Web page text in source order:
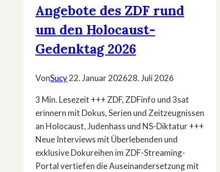
Angebote des ZDF rund
um den Holocaust-
Gedenktag 2026
VonSucy22. Januar 202628. Juli 2026
3 Min. Lesezeit +++ ZDF, ZDFinfo und 3sat
erinnern mit Dokus, Serien und Zeitzeugnissen
an Holocaust, Judenhass und NS-Diktatur +++
Neue Interviews mit Überlebenden und
exklusive Dokureihen im ZDF-Streaming-
Portal vertiefen die Auseinandersetzung mit